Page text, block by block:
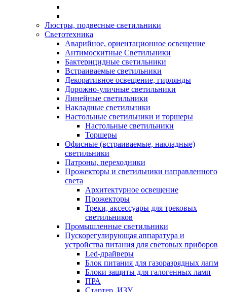
Люстры, подвесные светильники
Светотехника
Аварийное, ориентационное освещение
Антимоскитные Светильники
Бактерицидные светильники
Встраиваемые светильники
Декоративное освещение, гирлянды
Дорожно-уличные светильники
Линейные светильники
Накладные светильники
Настольные светильники и торшеры
Настольные светильники
Торшеры
Офисные (встраиваемые, накладные)
светильники
Патроны, переходники
Прожекторы и светильники направленного
света
Архитектурное освещение
Прожекторы
Треки, аксессуары для трековых
светильников
Промышленные светильники
Пускорегулирующая аппаратура и
устройства питания для световых приборов
Led-драйверы
Блок питания для газоразрядных лапм
Блоки защиты для галогенных ламп
ПРА
Стартер, ИЗУ